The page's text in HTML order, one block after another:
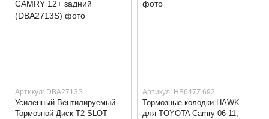
Артикул: DBA2713S
Усиленный Вентилируемый
Тормозной Диск T2 SLOT
Артикул: HB647Z.692
Тормозные колодки HAWK
для TOYOTA Camry 06-11,